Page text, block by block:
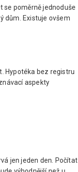
se poměrně jednoduše
dům. Existuje ovšem
Hypotéka bez registru
aspekty
jen jeden den. Počítat